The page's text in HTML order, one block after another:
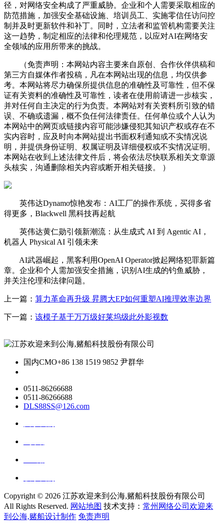
径，对网络安全构成了严重威胁。企业和个人需要采取相应的
防范措施，加强安全基础设施、培训员工、实施零信任访问控
制并及时更新软件和补丁。同时，立法者和监管机构需要关注
这一趋势，制定相应的法律和伦理规范，以应对AI在网络安
全领域的应用所带来的挑战。
（免责声明：本网站内容主要来自原创、合作伙伴供稿和
第三方自媒体作者投稿，凡在本网站出现的信息，均仅供参
考。本网站将尽力确保所提供信息的准确性及可靠性，但不保
证有关资料的准确性及可靠性，读者在使用前请进一步核实，
并对任何自主决定的行为负责。本网站对有关资料所引致的错
误、不确或遗漏，概不负任何法律责任。任何单位或个人认为
本网站中的网页或链接内容可能涉嫌侵犯其知识产权或存在不
实内容时，应及时向本网站提出书面权利通知或不实情况说
明，并提供身份证明、权属证明及详细侵权或不实情况证明。
本网站在收到上述法律文件后，将会依法尽快联系相关文章源
头核实，沟通删除相关内容或断开相关链接。 ）
英伟达Dynamo惊艳发布：AI工厂的操作系统，买得多省
得更多，Blackwell 黑科技再起航
英伟达黄仁勋引领新潮流：从生成式 AI 到 Agentic AI，
机器人 Physical AI 引领未来
AI武器崛起，黑客利用OpenAI Operator掀起网络犯罪新篇
章。企业和个人需加强安全措施，识别AI生成的钓鱼威胁，
并关注伦理和法律问题。
上一篇： 算力革命再升级 昇腾大EP如何重塑AI推理效率边界
下一篇： 该模子基于万万级好莱坞级此外影视数
国内CMO+86 138 1519 9852 尹群华
0511-86266688
0511-86266688
DLS88SS@126.com
Copyright © 2026 江苏欢迎来到公海,赌船科技股份有限公司
All Rights Reserved. 网站地图 技术支持： 常州网络公司欢迎来
到公海,赌船设计制作 免责声明